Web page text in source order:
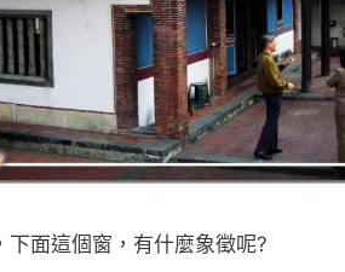
下面這個窗，有什麼象徵呢?